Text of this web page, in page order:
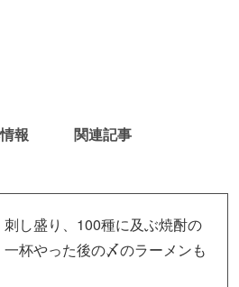
報 関連記事
し盛り、100種に及ぶ焼酎の
杯やった後の〆のラーメンも